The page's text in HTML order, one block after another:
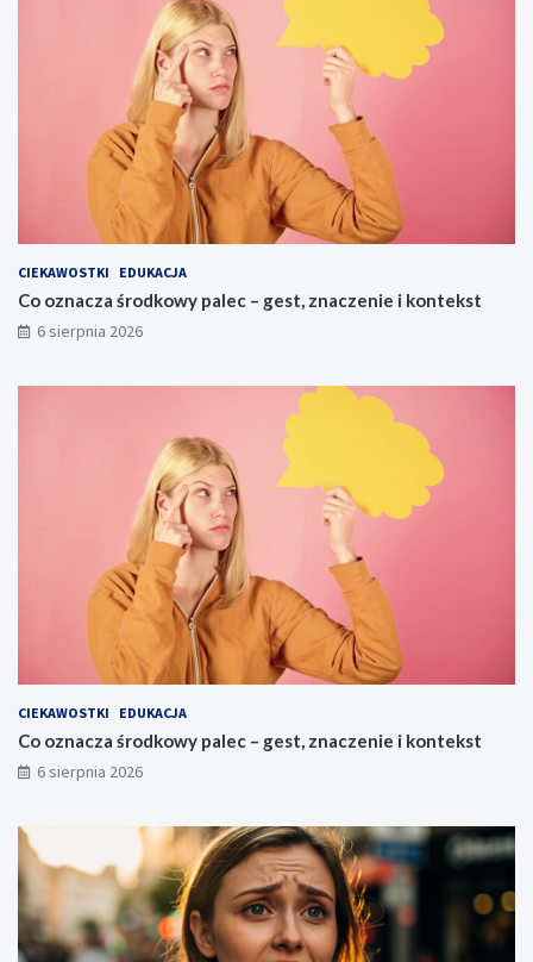
CIEKAWOSTKI EDUKACJA
Co oznacza środkowy palec – gest, znaczenie i kontekst
6 sierpnia 2026
CIEKAWOSTKI EDUKACJA
Co oznacza środkowy palec – gest, znaczenie i kontekst
6 sierpnia 2026